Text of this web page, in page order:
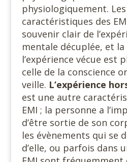
physiologiquement.
caractéristiques des
souvenir clair de
mentale décuplée, et
l’expérience vécue est
celle de la conscience
veille. L’expérience
est une autre
EMI ; la personne a
d’être sortie de son
les évènements qui se
d’elle, ou parfois dans